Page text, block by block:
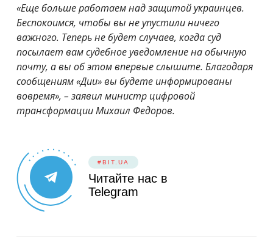
«Еще больше работаем над защитой украинцев.
Беспокоимся, чтобы вы не упустили ничего
важного. Теперь не будет случаев, когда суд
посылает вам судебное уведомление на обычную
почту, а вы об этом впервые слышите. Благодаря
сообщениям «Дии» вы будете информированы
вовремя», – заявил министр цифровой
трансформации Михаил Федоров.
#BIT.UA
Читайте нас в
Telegram